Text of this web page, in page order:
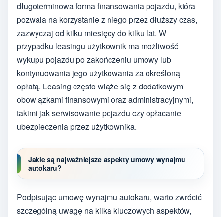
długoterminowa forma finansowania pojazdu, która
pozwala na korzystanie z niego przez dłuższy czas,
zazwyczaj od kilku miesięcy do kilku lat. W
przypadku leasingu użytkownik ma możliwość
wykupu pojazdu po zakończeniu umowy lub
kontynuowania jego użytkowania za określoną
opłatą. Leasing często wiąże się z dodatkowymi
obowiązkami finansowymi oraz administracyjnymi,
takimi jak serwisowanie pojazdu czy opłacanie
ubezpieczenia przez użytkownika.
Jakie są najważniejsze aspekty umowy wynajmu
autokaru?
Podpisując umowę wynajmu autokaru, warto zwrócić
szczególną uwagę na kilka kluczowych aspektów,